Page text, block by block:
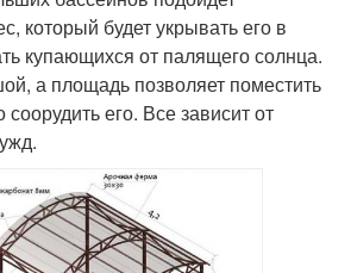
который будет укрывать его в
купающихся от палящего солнца.
а площадь позволяет поместить
его. Все зависит от